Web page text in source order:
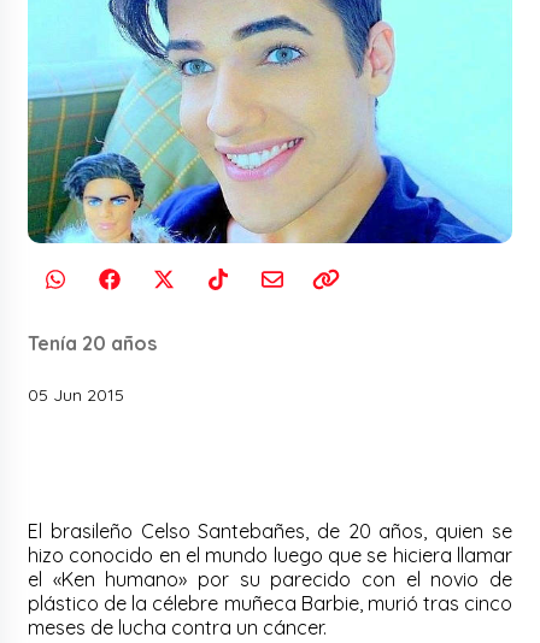
Tenía 20 años
05 Jun 2015
El brasileño Celso Santebañes, de 20 años, quien se
hizo conocido en el mundo luego que se hiciera llamar
el «Ken humano» por su parecido con el novio de
plástico de la célebre muñeca Barbie, murió tras cinco
meses de lucha contra un cáncer.